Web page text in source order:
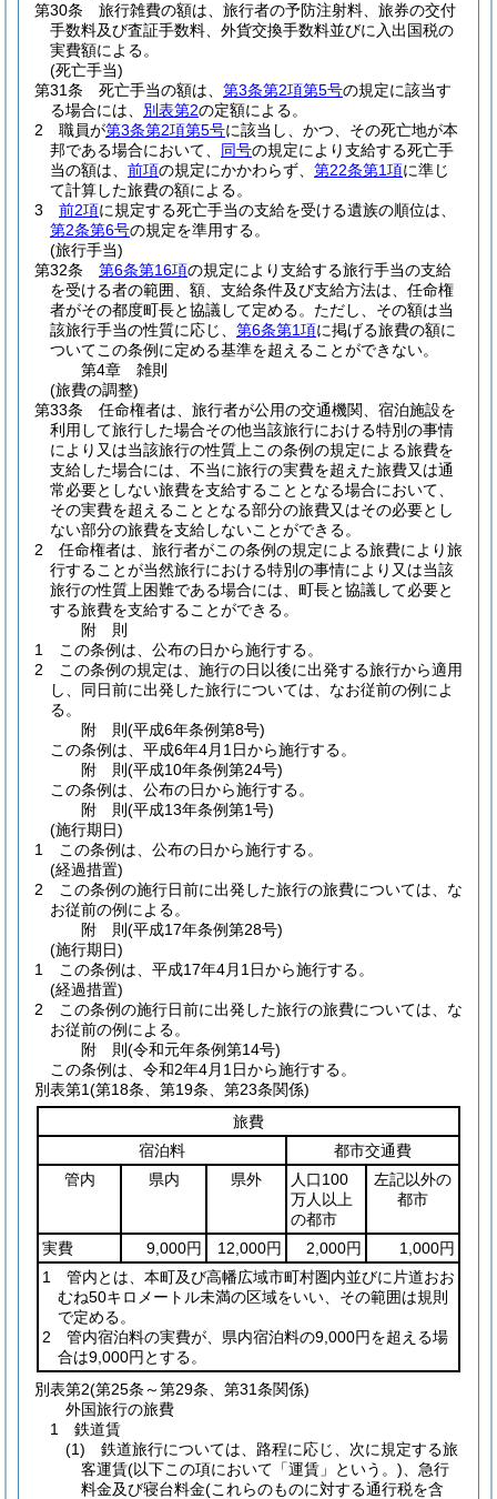
第30条
旅行雑費の額は、旅行者の予防注射料、旅券の交付
手数料及び査証手数料、外貨交換手数料並びに入出国税の
実費額による。
(死亡手当)
第31条
死亡手当の額は、 第3条第2項第5号の規定に該当す
る場合には、 別表第2の定額による。
2
職員が第3条第2項第5号に該当し、かつ、その死亡地が本
邦である場合において、 同号の規定により支給する死亡手
当の額は、 前項の規定にかかわらず、 第22条第1項に準じ
て計算した旅費の額による。
3
前2項に規定する死亡手当の支給を受ける遺族の順位は、
第2条第6号の規定を準用する。
(旅行手当)
第32条
第6条第16項の規定により支給する旅行手当の支給
を受ける者の範囲、額、支給条件及び支給方法は、任命権
者がその都度町長と協議して定める。 ただし、その額は当
該旅行手当の性質に応じ、 第6条第1項に掲げる旅費の額に
ついてこの条例に定める基準を超えることができない。
第4章
雑則
(旅費の調整)
第33条
任命権者は、旅行者が公用の交通機関、宿泊施設を
利用して旅行した場合その他当該旅行における特別の事情
により又は当該旅行の性質上この条例の規定による旅費を
支給した場合には、不当に旅行の実費を超えた旅費又は通
常必要としない旅費を支給することとなる場合において、
その実費を超えることとなる部分の旅費又はその必要とし
ない部分の旅費を支給しないことができる。
2
任命権者は、旅行者がこの条例の規定による旅費により旅
行することが当然旅行における特別の事情により又は当該
旅行の性質上困難である場合には、町長と協議して必要と
する旅費を支給することができる。
附 則
1
この条例は、公布の日から施行する。
2
この条例の規定は、施行の日以後に出発する旅行から適用
し、同日前に出発した旅行については、なお従前の例によ
る。
附 則(平成6年条例第8号)
この条例は、平成6年4月1日から施行する。
附 則(平成10年条例第24号)
この条例は、公布の日から施行する。
附 則(平成13年条例第1号)
(施行期日)
1
この条例は、公布の日から施行する。
(経過措置)
2
この条例の施行日前に出発した旅行の旅費については、な
お従前の例による。
附 則(平成17年条例第28号)
(施行期日)
1
この条例は、平成17年4月1日から施行する。
(経過措置)
2
この条例の施行日前に出発した旅行の旅費については、な
お従前の例による。
附 則(令和元年条例第14号)
この条例は、令和2年4月1日から施行する。
別表第1(第18条、第19条、第23条関係)
旅費
宿泊料
都市交通費
管内
県内 県外
人口100
万人以上
の都市
左記以外の
都市
実費 9,000円 12,000円 2,000円
1,000円
1 管内とは、本町及び高幡広域市町村圏内並びに片道おお
むね50キロメートル未満の区域をいい、その範囲は規則
で定める。
2 管内宿泊料の実費が、県内宿泊料の9,000円を超える場
合は9,000円とする。
別表第2(第25条～第29条、第31条関係)
外国旅行の旅費
1 鉄道賃
(1) 鉄道旅行については、路程に応じ、次に規定する旅
客運賃(以下この項において「運賃」という。)、急行
料金及び寝台料金(これらのものに対する通行税を含